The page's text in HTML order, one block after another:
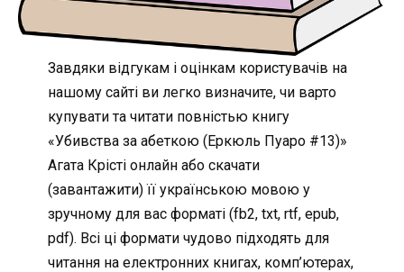
Завдяки відгукам і оцінкам користувачів на
нашому сайті ви легко визначите, чи варто
купувати та читати повністью книгу
«Убивства за абеткою (Еркюль Пуаро #13)»
Агата Крісті онлайн або скачати
(завантажити) її українською мовою у
зручному для вас форматі (fb2, txt, rtf, epub,
pdf). Всі ці формати чудово підходять для
читання на електронних книгах, комп’ютерах,